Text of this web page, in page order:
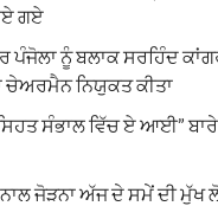
ਗਏ
ਪੰਜੋਲਾ ਨੂੰ ਬਲਾਕ ਸਰਹਿੰਦ
ਚੇਅਰਮੈਨ ਨਿਯੁਕਤ ਕੀਤਾ
ਸੰਭਾਲ ਵਿੱਚ ਏ ਆਈ” ਬਾਰੇ
ਨਾਲ ਜੋੜਨਾ ਅੱਜ ਦੇ ਸਮੇਂ ਦੀ ਮੁੱਖ